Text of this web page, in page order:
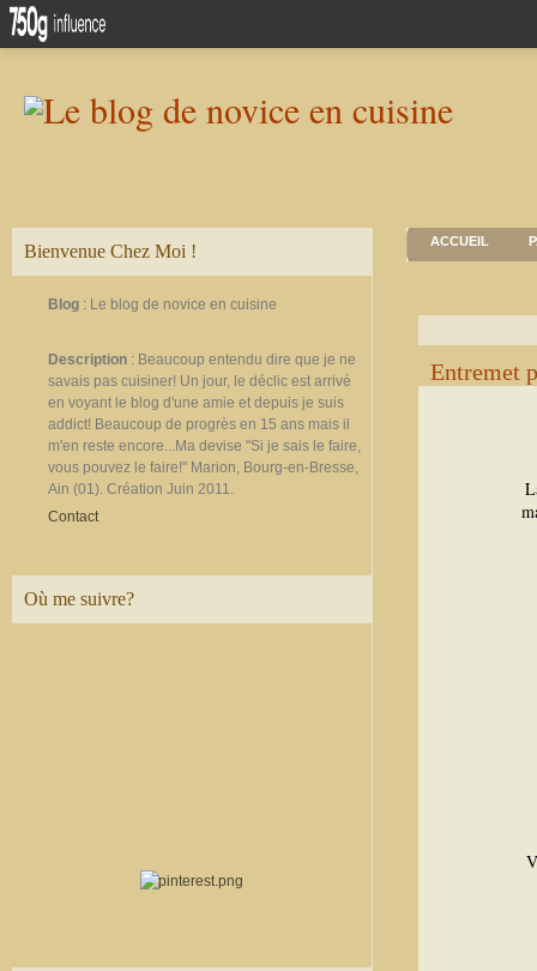
Bienvenue Chez Moi !
Blog : Le blog de novice en cuisine
Description : Beaucoup entendu dire que je ne
savais pas cuisiner! Un jour, le déclic est arrivé
en voyant le blog d'une amie et depuis je suis
addict! Beaucoup de progrès en 15 ans mais il
m'en reste encore...Ma devise "Si je sais le faire,
vous pouvez le faire!" Marion, Bourg-en-Bresse,
Ain (01). Création Juin 2011.
Contact
Où me suivre?
ACCUEIL
Entremet